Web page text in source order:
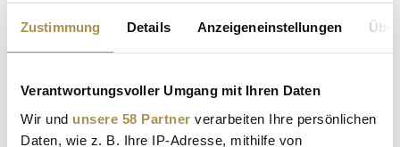
Zustimmung Details Anzeigeneinstellungen
Verantwortungsvoller Umgang mit Ihren Daten
Wir und unsere 58 Partner verarbeiten Ihre persönlichen
Daten, wie z. B. Ihre IP-Adresse, mithilfe von
Seiten suchen, die genau diese Wortgruppe enthalten:
Die schönsten alten Kaffeehäuser Europas